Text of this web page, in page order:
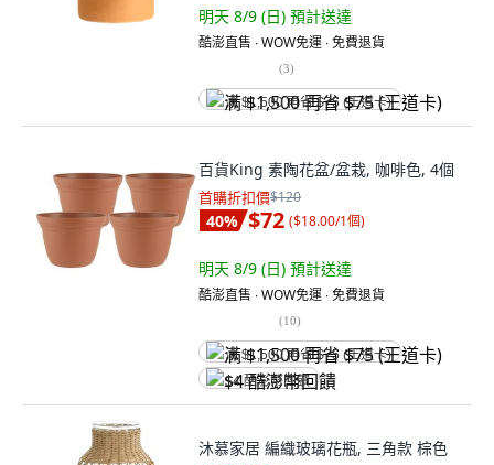
明天 8/9 (日) 預計送達
酷澎直售 ∙ WOW免運 ∙ 免費退貨
(3)
满 $1,500 再省 $75 (王道卡)
百貨King 素陶花盆/盆栽, 咖啡色, 4個
首購折扣價$120
40% $72 ($18.00/1個)
明天 8/9 (日) 預計送達
酷澎直售 ∙ WOW免運 ∙ 免費退貨
(10)
满 $1,500 再省 $75 (王道卡)
$4 酷澎幣回饋
沐慕家居 編織玻璃花瓶, 三角款 棕色